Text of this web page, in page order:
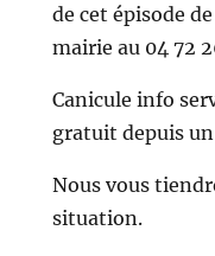
de cet épisode
mairie au 04 72
Canicule info
gratuit depuis
Nous vous
situation.